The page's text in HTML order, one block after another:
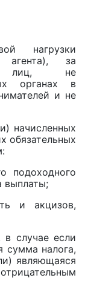
нагрузки
агента), за
лиц, не
органах в
и не
начисленных
обязательных
подоходного
выплаты;
и акцизов,
в случае если
сумма налога,
являющаяся